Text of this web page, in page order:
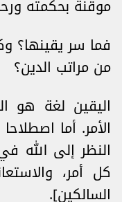
موقنة بحكمته
فما سر يقينها؟
من مراتب الدين؟
اليقين لغة هو
الأمر. أما
النظر إلى الله
كل أمر،
السالكين].